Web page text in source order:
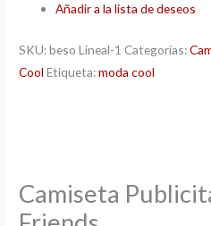
Añadir a la lista de deseos
SKU:beso Lineal-1 Categorías:
Cool Etiqueta:moda cool
Camiseta